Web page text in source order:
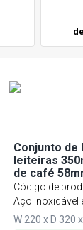
Conjunto de
leiteiras
de café
prensa,
limpeza, 3
temporizador
Código de
Aço inoxidável
W 220 x D 320